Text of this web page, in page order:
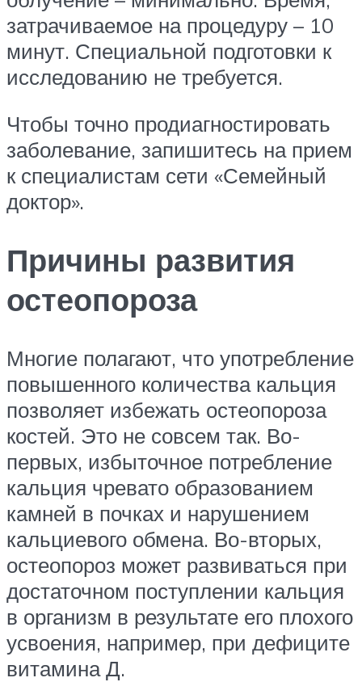
затрачиваемое на процедуру – 10
минут. Специальной подготовки к
исследованию не требуется.
Чтобы точно продиагностировать
заболевание, запишитесь на прием
к специалистам сети «Семейный
доктор».
Причины развития
остеопороза
Многие полагают, что употребление
повышенного количества кальция
позволяет избежать остеопороза
костей. Это не совсем так. Во-
первых, избыточное потребление
кальция чревато образованием
камней в почках и нарушением
кальциевого обмена. Во-вторых,
остеопороз может развиваться при
достаточном поступлении кальция
в организм в результате его плохого
усвоения, например, при дефиците
витамина Д.